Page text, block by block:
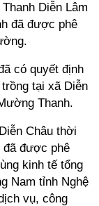
Diễn Lâm
đã được phê
có quyết định
tại xã Diễn
Thanh.
Châu thời
đã được phê
kinh tế tổng
Nam tỉnh Nghệ
vụ, công